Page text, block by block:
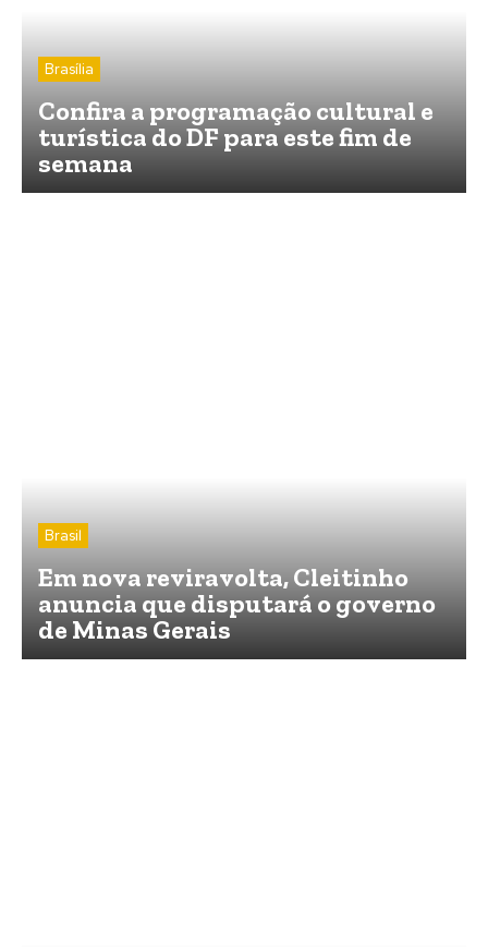
Brasília
Confira a programação cultural e
turística do DF para este fim de
semana
Brasil
Em nova reviravolta, Cleitinho
anuncia que disputará o governo
de Minas Gerais